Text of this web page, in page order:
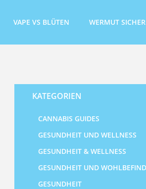
VAPE VS BLÜTEN WERMUT
KATEGORIEN
CANNABIS GUIDES
GESUNDHEIT UND WELLNESS
GESUNDHEIT & WELLNESS
GESUNDHEIT UND
GESUNDHEIT